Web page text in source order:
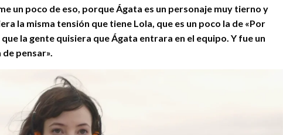
un poco de eso, porque Ágata es un personaje muy tierno y
la misma tensión que tiene Lola, que es un poco la de «Por
la gente quisiera que Ágata entrara en el equipo. Y fue un
pensar».